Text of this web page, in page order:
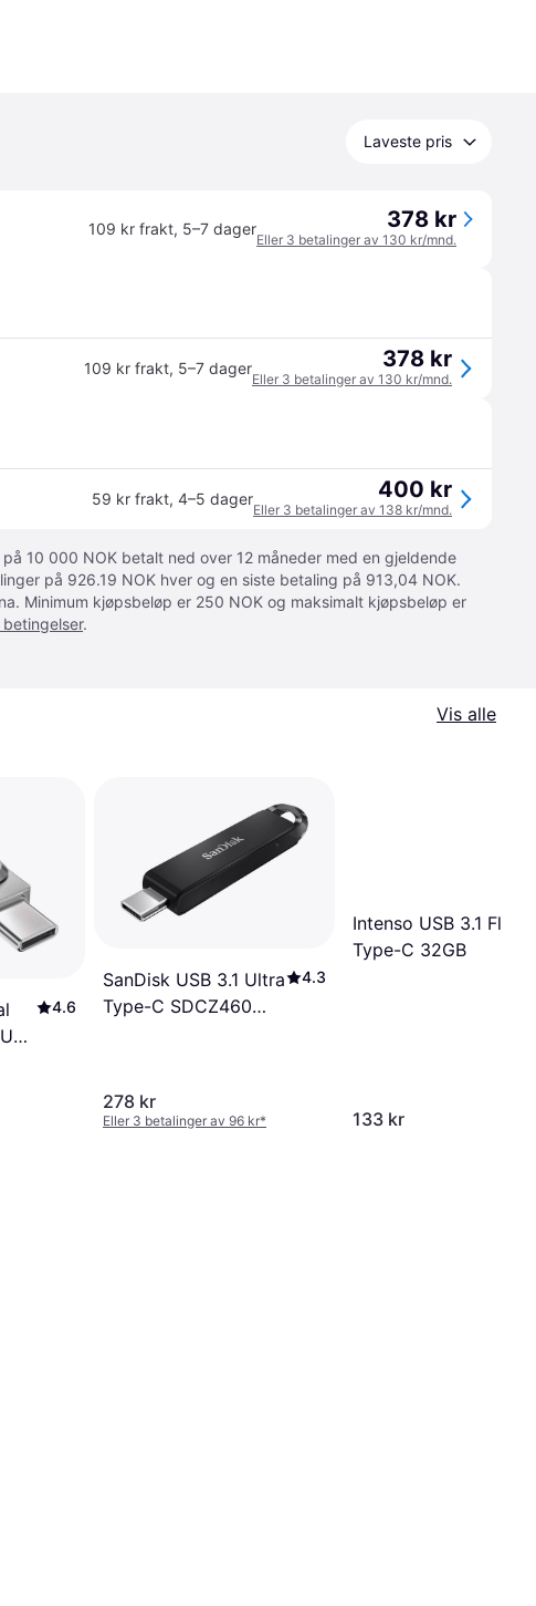
Laveste pris
109 kr frakt, 5–7 dager 378 kr
Eller 3 betalinger av 130 kr/mnd.
109 kr frakt, 5–7 dager 378 kr
Eller 3 betalinger av 130 kr/mnd.
59 kr frakt, 4–5 dager 400 kr
Eller 3 betalinger av 138 kr/mnd.
10 000 NOK betalt ned over 12 måneder med en gjeldende
på 926.19 NOK hver og en siste betaling på 913,04 NOK.
Minimum kjøpsbeløp er 250 NOK og maksimalt kjøpsbeløp er
.
Vis alle
4.6
SanDisk USB 3.1 Ultra
Type-C SDCZ460
4.3
278 kr
Eller 3 betalinger av 96 kr*
Intenso USB 3.1 Flash
Type-C 32GB
133 kr